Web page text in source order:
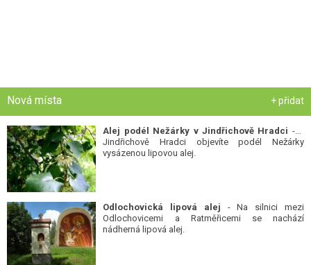
Nová místa + přidat
Alej podél Nežárky v Jindřichově Hradci - V
Jindřichově Hradci objevíte podél Nežárky
vysázenou lipovou alej.
Odlochovická lipová alej - Na silnici mezi
Odlochovicemi a Ratměřicemi se nachází
nádherná lipová alej.